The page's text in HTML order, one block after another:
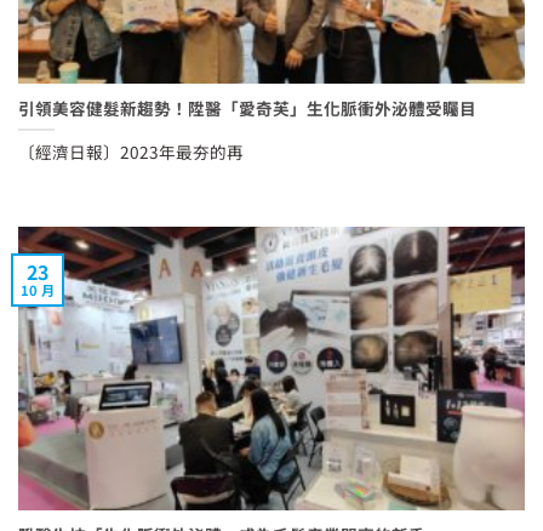
引領美容健髮新趨勢！陞醫「愛奇芙」生化脈衝外泌體受矚目
〔經濟日報〕2023年最夯的再
23
10 月